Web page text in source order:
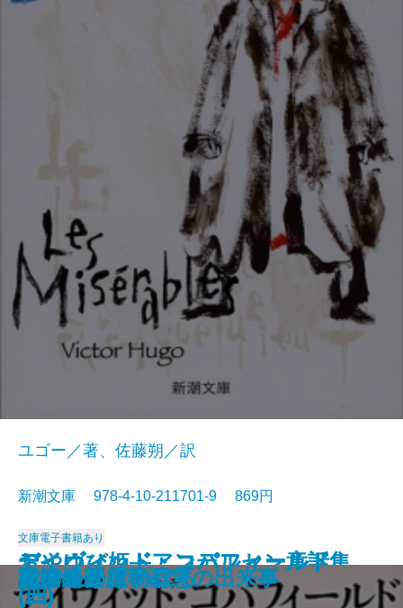
桜の園・三人姉妹
レ・ミゼラブル〔三〕
レ・ミゼラブル〔四〕
俘虜記
白雪姫―グリム童話集I―
海からの贈物
おやゆび姫―アンデルセン童話集
(II)―
レ・ミゼラブル〔二〕
アメリカン・スクール
レ・ミゼラブル〔一〕
ユゴー／著、佐藤朔／訳
新潮文庫 978-4-10-211701-9 869円
文庫電子書籍あり
デイヴィッド・コパフィールド
(四)
砂の上の植物群
デイヴィッド・コパフィールド
(三)
風濤
デイヴィッド・コパフィールド
(二)
デイヴィッド・コパフィールド
(一)
エミリーはのぼる
娼婦の部屋・不意の出来事
夏の終り
虚空遍歴〔下〕